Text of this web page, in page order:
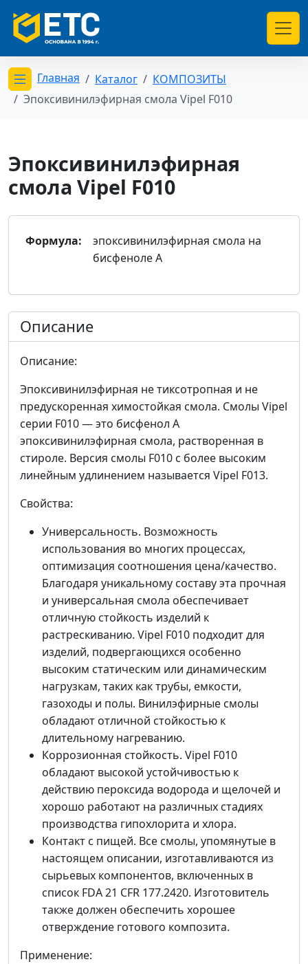
Открыть меню категорий
Главная Каталог
КОМПОЗИТЫ
Эпоксивинилэфирная смола Vipel F010
Эпоксивинилэфирная
смола Vipel F010
Формула:
эпоксивинилэфирная смола на
бисфеноле А
Описание
Описание:
Эпоксивинилэфирная не тиксотропная и не
предускоренная химостойкая смола. Смолы Vipel
серии F010 — это бисфенол А
эпоксивинилэфирная смола, растворенная в
стироле. Версия смолы F010 с более высоким
линейным удлинением называется Vipel F013.
Свойства:
Универсальность. Возможность
использования во многих процессах,
оптимизация соотношения цена/качество.
Благодаря уникальному составу эта прочная
и универсальная смола обеспечивает
отличную стойкость изделий к
растрескиванию. Vipel F010 подходит для
изделий, подвергающихся особенно
высоким статическим или динамическим
нагрузкам, таких как трубы, емкости,
газоходы и полы. Винилэфирные смолы
обладают отличной стойкостью к
длительному нагреванию.
Коррозионная стойкость. Vipel F010
обладают высокой устойчивостью к
действию пероксида водорода и щелочей и
хорошо работают на различных стадиях
производства гипохлорита и хлора.
Контакт с пищей. Все смолы, упомянутые в
настоящем описании, изготавливаются из
сырьевых компонентов, включенных в
список FDA 21 CFR 177.2420. Изготовитель
также должен обеспечить хорошее
отверждение готового композита.
Применение: